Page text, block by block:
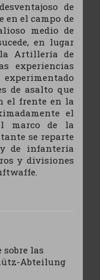
de
el campo de
medio de
en lugar
Artillería de
experiencias
de asalto que
el frente en la
el
marco de la
se reparte
de infantería
y divisiones
las
Abteilung